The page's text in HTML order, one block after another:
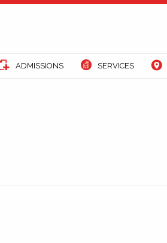
ADMISSIONS SERVICES